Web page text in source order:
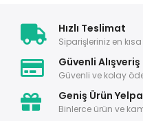
Hızlı Teslimat
Siparişleriniz en
Güvenli Alışveriş
Güvenli ve kolay
Geniş Ürün
Binlerce ürün ve